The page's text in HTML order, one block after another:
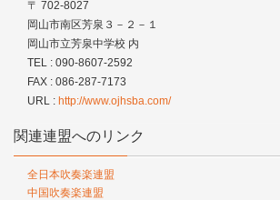
〒 702-8027
岡山市南区芳泉３－２－１
岡山市立芳泉中学校 内
TEL : 090-8607-2592
FAX : 086-287-7173
URL : http://www.ojhsba.com/
関連連盟へのリンク
全日本吹奏楽連盟
中国吹奏楽連盟